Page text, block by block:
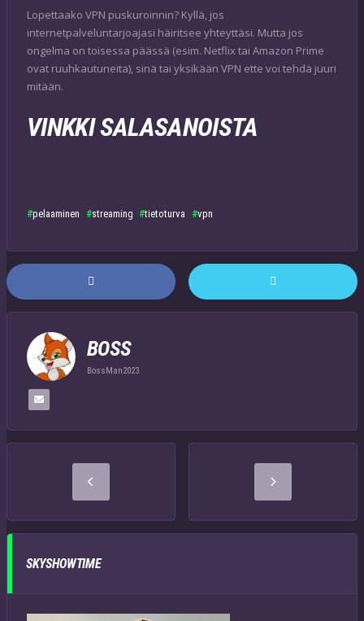
Lopettaako VPN puskuroinnin? Kyllä, jos
internetpalveluntarjoajasi häiritsee yhteyttäsi. Mutta jos
ongelma on toisessa päässä (esim. Netflix tai Amazon Prime
ovat ruuhkautuneita), sinä tai yksikään VPN ette voi tehdä juuri
mitään.
VINKKI SALASANOISTA
pelaaminen streaming tietoturva vpn
BOSS
BossMan2023
SKYSHOWTIME